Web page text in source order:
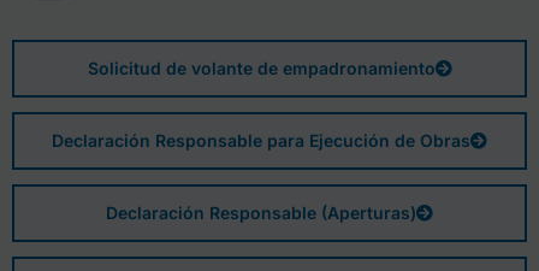
Solicitud de volante de empadronamiento
Declaración Responsable para Ejecución de Obras
Declaración Responsable (Aperturas)